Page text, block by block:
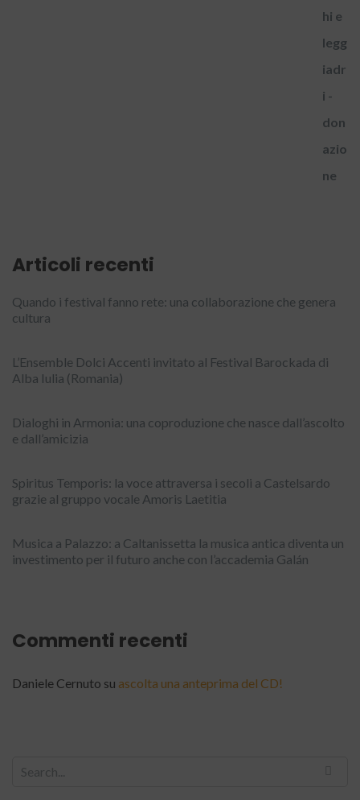
Articoli recenti
Quando i festival fanno rete: una collaborazione che genera
cultura
L’Ensemble Dolci Accenti invitato al Festival Barockada di
Alba Iulia (Romania)
Dialoghi in Armonia: una coproduzione che nasce dall’ascolto
e dall’amicizia
Spiritus Temporis: la voce attraversa i secoli a Castelsardo
grazie al gruppo vocale Amoris Laetitia
Musica a Palazzo: a Caltanissetta la musica antica diventa un
investimento per il futuro anche con l’accademia Galán
Commenti recenti
Daniele Cernuto su ascolta una anteprima del CD!